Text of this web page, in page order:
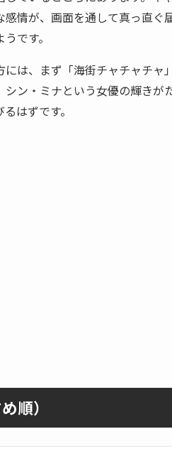
情が、画面を通して真っ直ぐ
です。
は、まず「海街チャチャチャ
ン・ミナという女優の輝きが
はずです。
順）